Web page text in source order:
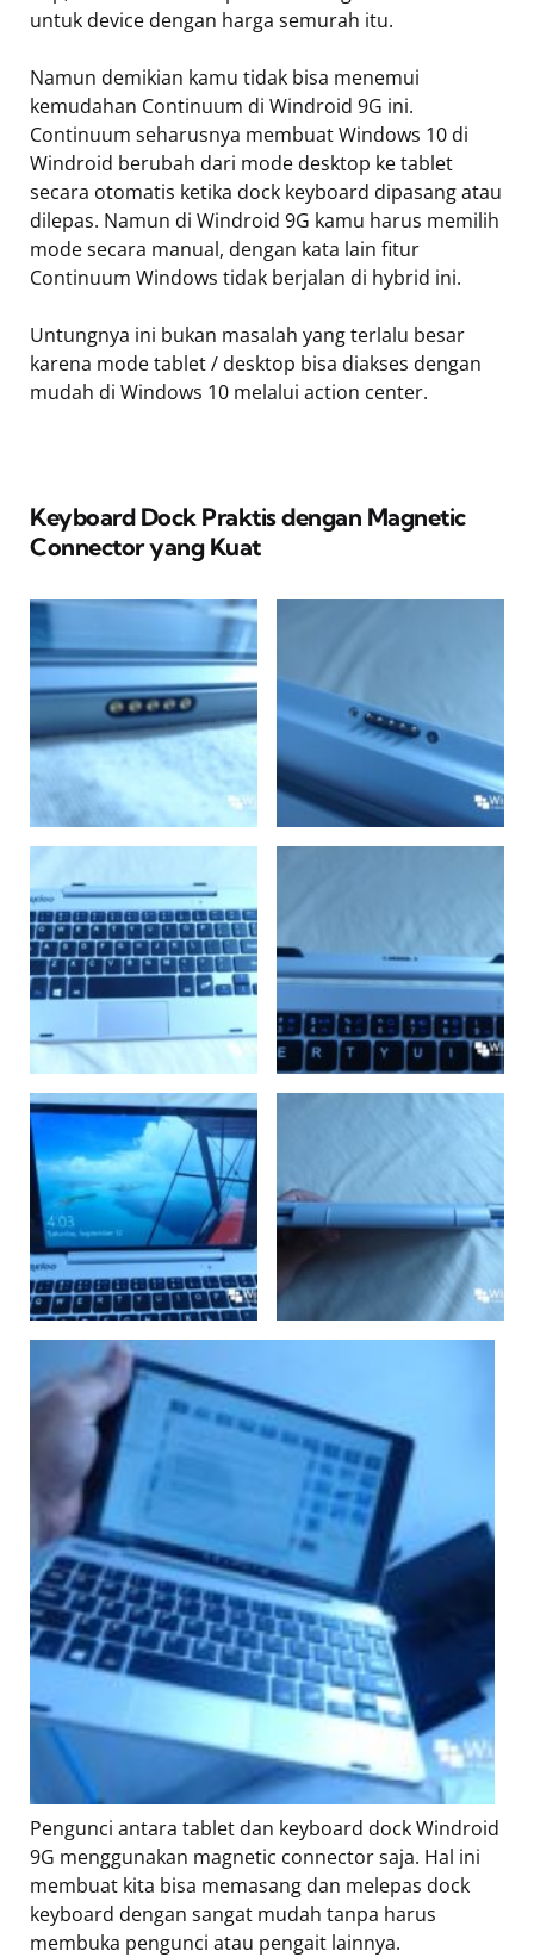
untuk device dengan harga semurah itu.
Namun demikian kamu tidak bisa menemui
kemudahan Continuum di Windroid 9G ini.
Continuum seharusnya membuat Windows 10 di
Windroid berubah dari mode desktop ke tablet
secara otomatis ketika dock keyboard dipasang atau
dilepas. Namun di Windroid 9G kamu harus memilih
mode secara manual, dengan kata lain fitur
Continuum Windows tidak berjalan di hybrid ini.
Untungnya ini bukan masalah yang terlalu besar
karena mode tablet / desktop bisa diakses dengan
mudah di Windows 10 melalui action center.
Keyboard Dock Praktis dengan Magnetic
Connector yang Kuat
Pengunci antara tablet dan keyboard dock Windroid
9G menggunakan magnetic connector saja. Hal ini
membuat kita bisa memasang dan melepas dock
keyboard dengan sangat mudah tanpa harus
membuka pengunci atau pengait lainnya.